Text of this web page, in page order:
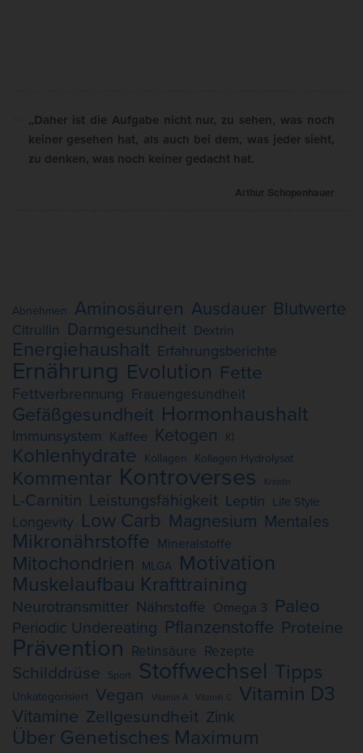
„Daher ist die Aufgabe nicht nur, zu sehen, was noch
keiner gesehen hat, als auch bei dem, was jeder sieht,
zu denken, was noch keiner gedacht hat.
Arthur Schopenhauer
Abnehmen Aminosäuren Ausdauer Blutwerte
Citrullin Darmgesundheit Dextrin
Energiehaushalt Erfahrungsberichte
Ernährung Evolution Fette
Fettverbrennung Frauengesundheit
Gefäßgesundheit Hormonhaushalt
Immunsystem Kaffee Ketogen KI
Kohlenhydrate Kollagen Kollagen Hydrolysat
Kommentar Kontroverses Kreatin
L-Carnitin Leistungsfähigkeit Leptin Life Style
Longevity Low Carb Magnesium Mentales
Mikronährstoffe Mineralstoffe
Mitochondrien MLGA Motivation
Muskelaufbau Krafttraining
Neurotransmitter Nährstoffe Omega 3 Paleo
Periodic Undereating Pflanzenstoffe Proteine
Prävention Retinsäure Rezepte
Schilddrüse Sport Stoffwechsel Tipps
Unkategorisiert Vegan Vitamin A Vitamin C Vitamin D3
Vitamine Zellgesundheit Zink
Über Genetisches Maximum